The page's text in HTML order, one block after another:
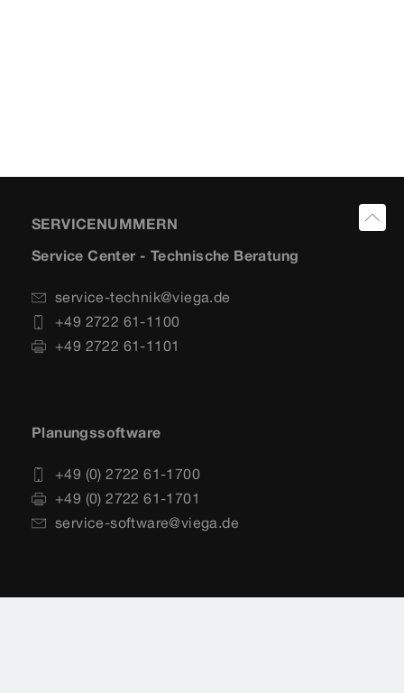
SERVICENUMMERN
Service Center - Technische Beratung
service-technik@viega.de
+49 2722 61-1100
+49 2722 61-1101
Planungssoftware
+49 (0) 2722 61-1700
+49 (0) 2722 61-1701
service-software@viega.de